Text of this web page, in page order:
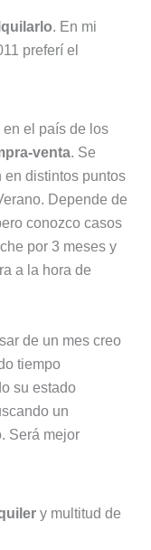
. En mi
preferí el
el país de los
venta. Se
distintos puntos
Depende de
conozco casos
por 3 meses y
a la hora de
de un mes creo
tiempo
su estado
un
Será mejor
y multitud de